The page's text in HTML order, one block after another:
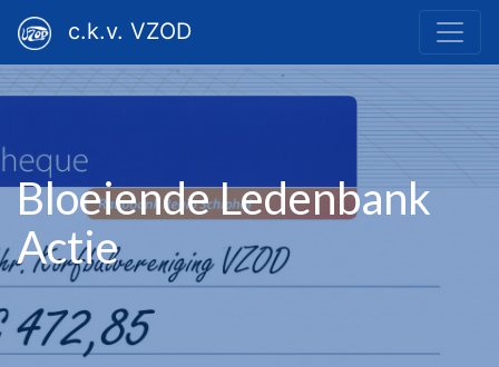
c.k.v. VZOD
Bloeiende Ledenbank
Actie